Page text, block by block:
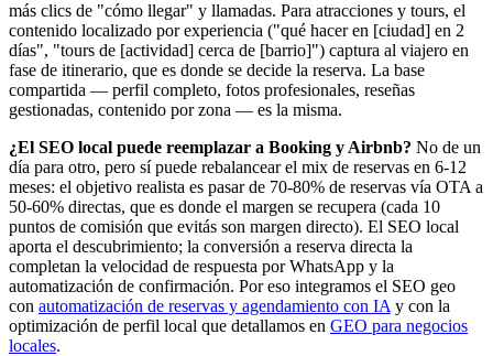
más clics de "cómo llegar" y llamadas. Para atracciones y tours, el
contenido localizado por experiencia ("qué hacer en [ciudad] en 2
días", "tours de [actividad] cerca de [barrio]") captura al viajero en
fase de itinerario, que es donde se decide la reserva. La base
compartida — perfil completo, fotos profesionales, reseñas
gestionadas, contenido por zona — es la misma.
¿El SEO local puede reemplazar a Booking y Airbnb? No de un
día para otro, pero sí puede rebalancear el mix de reservas en 6-12
meses: el objetivo realista es pasar de 70-80% de reservas vía OTA a
50-60% directas, que es donde el margen se recupera (cada 10
puntos de comisión que evitás son margen directo). El SEO local
aporta el descubrimiento; la conversión a reserva directa la
completan la velocidad de respuesta por WhatsApp y la
automatización de confirmación. Por eso integramos el SEO geo
con automatización de reservas y agendamiento con IA y con la
optimización de perfil local que detallamos en GEO para negocios
locales.